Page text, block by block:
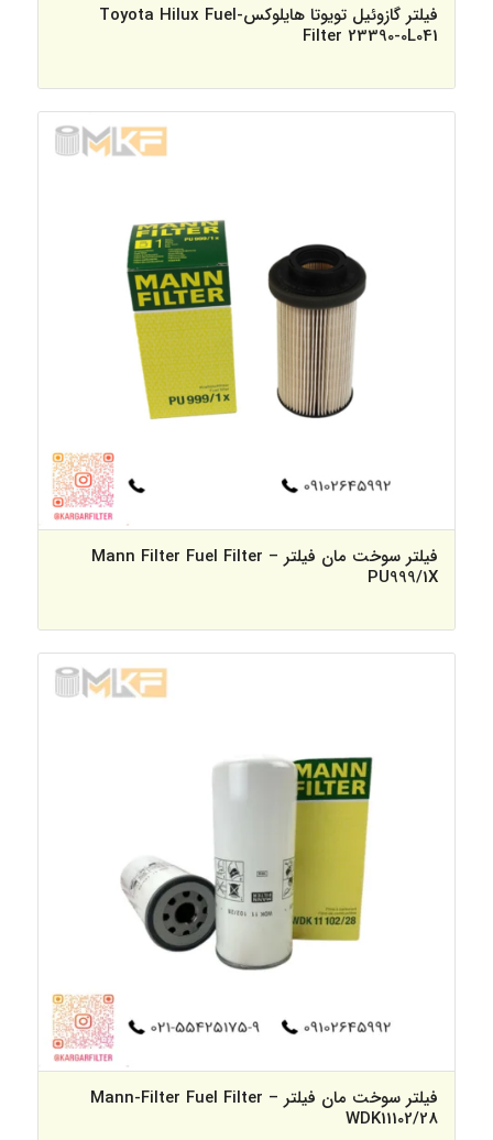
فیلتر گازوئیل تویوتا هایلوکس-Toyota Hilux Fuel
Filter 23390-0L041
فیلتر سوخت مان فیلتر – Mann Filter Fuel Filter
PU999/1X
فیلتر سوخت مان فیلتر – Mann-Filter Fuel Filter
WDK11102/28